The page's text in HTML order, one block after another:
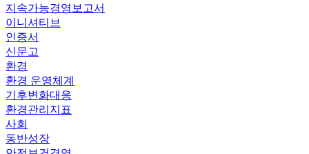
지속가능경영보고서
이니셔티브
인증서
신문고
환경
환경 운영체계
기후변화대응
환경관리지표
사회
동반성장